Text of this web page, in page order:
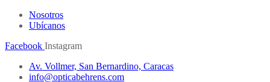
Nosotros
Ubícanos
Facebook Instagram
Av. Vollmer, San Bernardino, Caracas
info@opticabehrens.com